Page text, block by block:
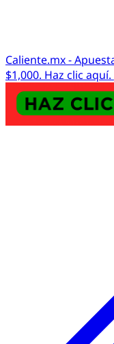
Caliente.mx -
$1,000. Haz clic